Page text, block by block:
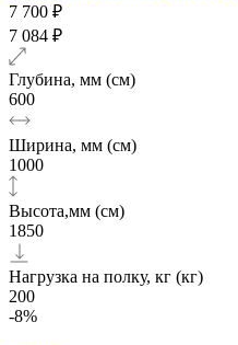
7 700 ₽
7 084 ₽
Глубина, мм (см)
600
Ширина, мм (см)
1000
Высота,мм (см)
1850
Нагрузка на полку, кг (кг)
200
-8%